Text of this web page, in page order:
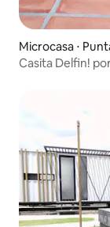
Microcasa ⋅
Casita Delfin!